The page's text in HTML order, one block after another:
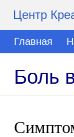
Центр
Главная
Боль